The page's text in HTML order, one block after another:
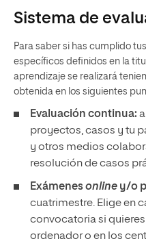
Sistema de
Para saber si has cumplido
específicos definidos en la
aprendizaje se realizará
obtenida en los siguientes
Evaluación continua:
proyectos, casos y tu
y otros medios
resolución de casos
Exámenesonline y/o
cuatrimestre. Elige en
convocatoria si
ordenador o en los